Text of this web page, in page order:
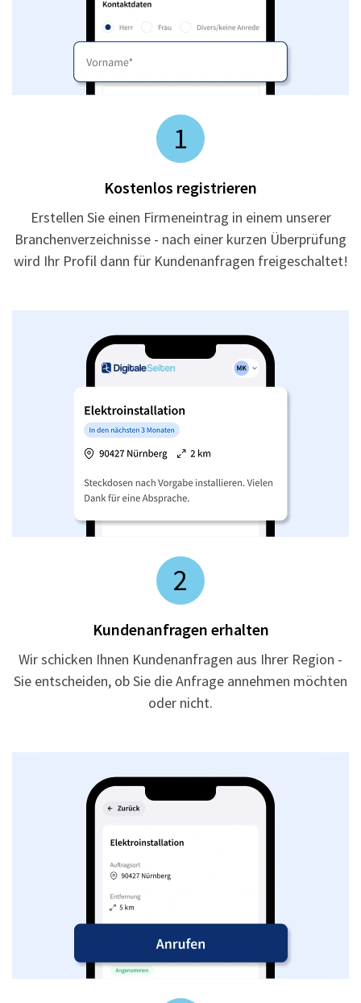
1
Kostenlos registrieren
Erstellen Sie einen Firmeneintrag in einem unserer
Branchenverzeichnisse - nach einer kurzen Überprüfung
wird Ihr Profil dann für Kundenanfragen freigeschaltet!
2
Kundenanfragen erhalten
Wir schicken Ihnen Kundenanfragen aus Ihrer Region -
Sie entscheiden, ob Sie die Anfrage annehmen möchten
oder nicht.